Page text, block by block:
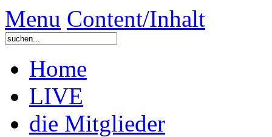
Menu Content/Inhalt
Home
LIVE
die Mitglieder